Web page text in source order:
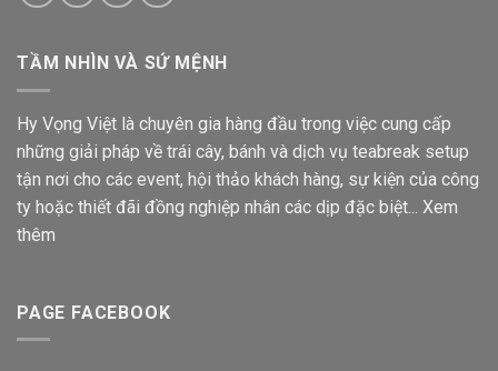
TẦM NHÌN VÀ SỨ MỆNH
Hy Vọng Việt là chuyên gia hàng đầu trong việc cung cấp
những giải pháp về trái cây, bánh và dịch vụ teabreak setup
tận nơi cho các event, hội thảo khách hàng, sự kiện của công
ty hoặc thiết đãi đồng nghiệp nhân các dịp đặc biệt... Xem
thêm
PAGE FACEBOOK